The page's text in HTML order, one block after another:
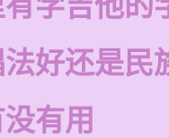
好还是民
有用